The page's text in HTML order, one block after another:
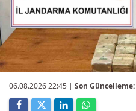
06.08.2026 22:45 | Son Güncelleme: